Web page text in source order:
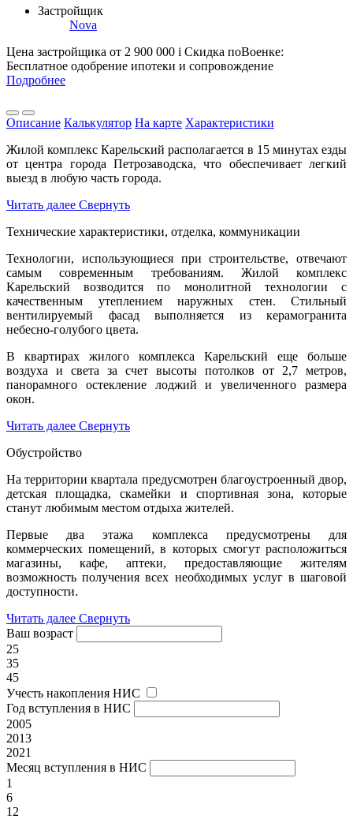
Застройщик
Nova
Цена застройщика от 2 900 000 i Скидка поВоенке:
Бесплатное одобрение ипотеки и сопровождение
Подробнее
Описание Калькулятор На карте Характеристики
Жилой комплекс Карельский располагается в 15 минутах езды
от центра города Петрозаводска, что обеспечивает легкий
выезд в любую часть города.
Читать далее Свернуть
Технические характеристики, отделка, коммуникации
Технологии, использующиеся при строительстве, отвечают
самым современным требованиям. Жилой комплекс
Карельский возводится по монолитной технологии с
качественным утеплением наружных стен. Стильный
вентилируемый фасад выполняется из керамогранита
небесно-голубого цвета.
В квартирах жилого комплекса Карельский еще больше
воздуха и света за счет высоты потолков от 2,7 метров,
панорамного остекление лоджий и увеличенного размера
окон.
Читать далее Свернуть
Обустройство
На территории квартала предусмотрен благоустроенный двор,
детская площадка, скамейки и спортивная зона, которые
станут любимым местом отдыха жителей.
Первые два этажа комплекса предусмотрены для
коммерческих помещений, в которых смогут расположиться
магазины, кафе, аптеки, предоставляющие жителям
возможность получения всех необходимых услуг в шаговой
доступности.
Читать далее Свернуть
Ваш возраст
25
35
45
Учесть накопления НИС
Год вступления в НИС
2005
2013
2021
Месяц вступления в НИС
1
6
12